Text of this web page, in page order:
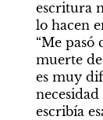
escritura
lo hacen
“Me
muerte
es muy
escribía